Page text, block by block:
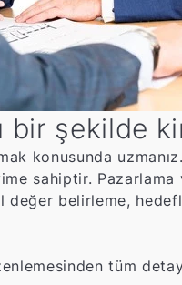
bir şekilde
konusunda
sahiptir.
belirleme,
tüm